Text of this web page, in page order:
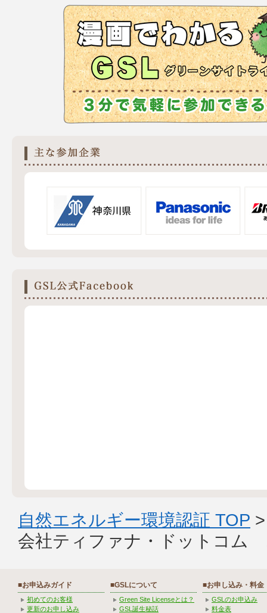
自然エネルギー環境認証 TOP
会社ティファナ・ドットコム
■お申込みガイド
初めてのお客様
更新のお申し込み
■GSLについて
Green Site Licenseとは？
GSL誕生秘話
■お申し込み・料金
GSLのお申込み
料金表